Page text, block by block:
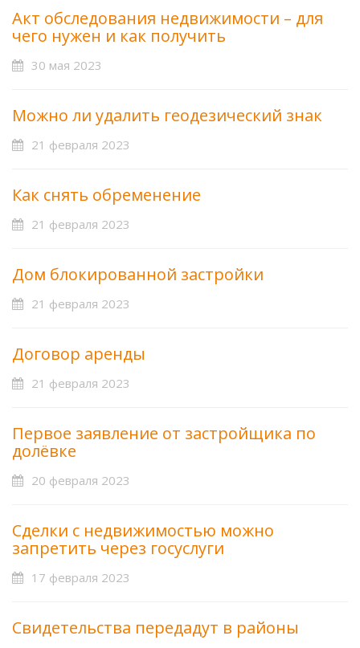
Акт обследования недвижимости – для
чего нужен и как получить
30 мая 2023
Можно ли удалить геодезический знак
21 февраля 2023
Как снять обременение
21 февраля 2023
Дом блокированной застройки
21 февраля 2023
Договор аренды
21 февраля 2023
Первое заявление от застройщика по
долёвке
20 февраля 2023
Сделки с недвижимостью можно
запретить через госуслуги
17 февраля 2023
Свидетельства передадут в районы